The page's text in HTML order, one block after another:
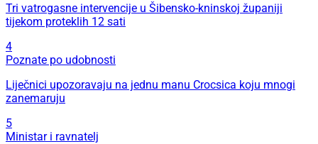
Tri vatrogasne intervencije u Šibensko-kninskoj županiji
tijekom proteklih 12 sati
4
Poznate po udobnosti
Liječnici upozoravaju na jednu manu Crocsica koju mnogi
zanemaruju
5
Ministar i ravnatelj